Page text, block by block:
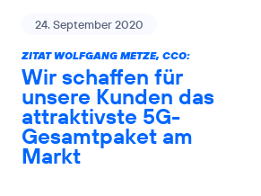
24. September 2020
ZITAT WOLFGANG METZE, CCO:
Wir schaffen für
unsere Kunden das
attraktivste 5G-
Gesamtpaket am
Markt